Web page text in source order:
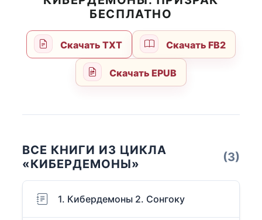
БЕСПЛАТНО
Скачать TXT Скачать FB2
Скачать EPUB
ВСЕ КНИГИ ИЗ ЦИКЛА
«КИБЕРДЕМОНЫ»
(3)
1. Кибердемоны 2. Сонгоку